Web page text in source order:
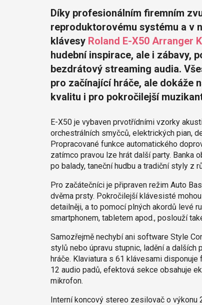
Díky profesionálním firemním
reproduktorovému systému a v
klávesy Roland E-X50 Arranger
hudební inspirace, ale i zábavy,
bezdrátový streaming audia.
pro začínající hráče, ale dokáže
kvalitu i pro pokročilejší
E-X50 je vybaven prvotřídními vzorky
orchestrálních smyčců, elektrických pian,
Propracované funkce automatického
zatímco pravou lze hrát další party. Banka
po balady, taneční hudbu a tradiční styly z
Pro začátečníci je připraven režim Auto
dvěma prsty. Pokročilejší klávesisté
detailněji, a to pomocí plných akordů levé
smartphonem, tabletem apod., poslouží
Samozřejmě nechybí ani software Style
stylů nebo úpravu stupnic, ladění a
hráče. Klaviatura s 61 klávesami
12 audio padů, efektová sekce obsahuje
mikrofon.
Interní koncový stereo zesilovač o výkonu